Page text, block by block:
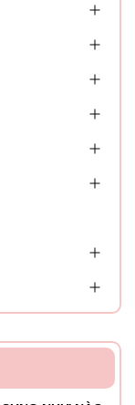
rộng, bề mặt
được thiết kế
dễ dàng, đỡ